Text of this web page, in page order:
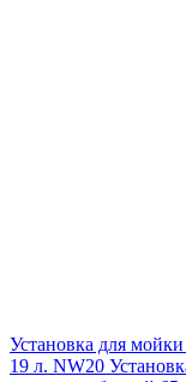
Установка для
19 л. NW20